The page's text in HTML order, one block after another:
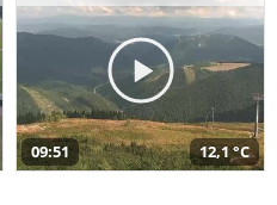
09:51 12,1 °C